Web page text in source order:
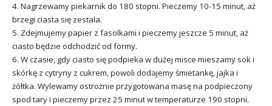
4. Nagrzewamy piekarnik do 180 stopni. Pieczemy 10-15 minut, aż
brzegi ciasta się zestala.
5. Zdejmujemy papier z fasolkami i pieczemy jeszcze 5 minut, aż
ciasto będzie odchodzić od formy.
6. W czasie, gdy ciasto się podpieka w dużej misce mieszamy sok i
skórkę z cytryny z cukrem, powoli dodajemy śmietankę, jajka i
żółtka. Wylewamy ostrożnie przygotowana masę na podpieczony
spod tary i pieczemy przez 25 minut w temperaturze 190 stopni.